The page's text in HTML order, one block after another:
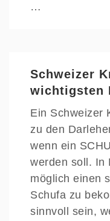
…
Schweizer
wichtigsten
Ein Schweizer
zu den
wenn ein
werden soll. In
möglich einen
Schufa zu
sinnvoll sein,